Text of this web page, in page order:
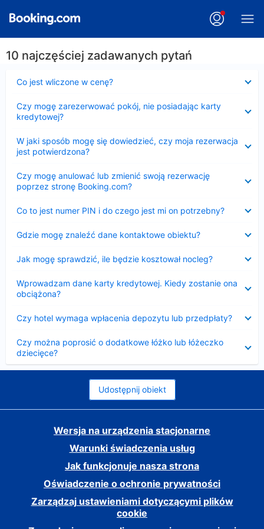
10 najczęściej zadawanych pytań
Co jest wliczone w cenę?
Czy mogę zarezerwować pokój, nie posiadając karty
kredytowej?
W jaki sposób mogę się dowiedzieć, czy moja rezerwacja
jest potwierdzona?
Czy mogę anulować lub zmienić swoją rezerwację
poprzez stronę Booking.com?
Co to jest numer PIN i do czego jest mi on potrzebny?
Gdzie mogę znaleźć dane kontaktowe obiektu?
Jak mogę sprawdzić, ile będzie kosztował nocleg?
Wprowadzam dane karty kredytowej. Kiedy zostanie ona
obciążona?
Czy hotel wymaga wpłacenia depozytu lub przedpłaty?
Czy można poprosić o dodatkowe łóżko lub łóżeczko
dziecięce?
Udostępnij obiekt
Wersja na urządzenia stacjonarne
Warunki świadczenia usług
Jak funkcjonuje nasza strona
Oświadczenie o ochronie prywatności
Zarządzaj ustawieniami dotyczącymi plików
cookie